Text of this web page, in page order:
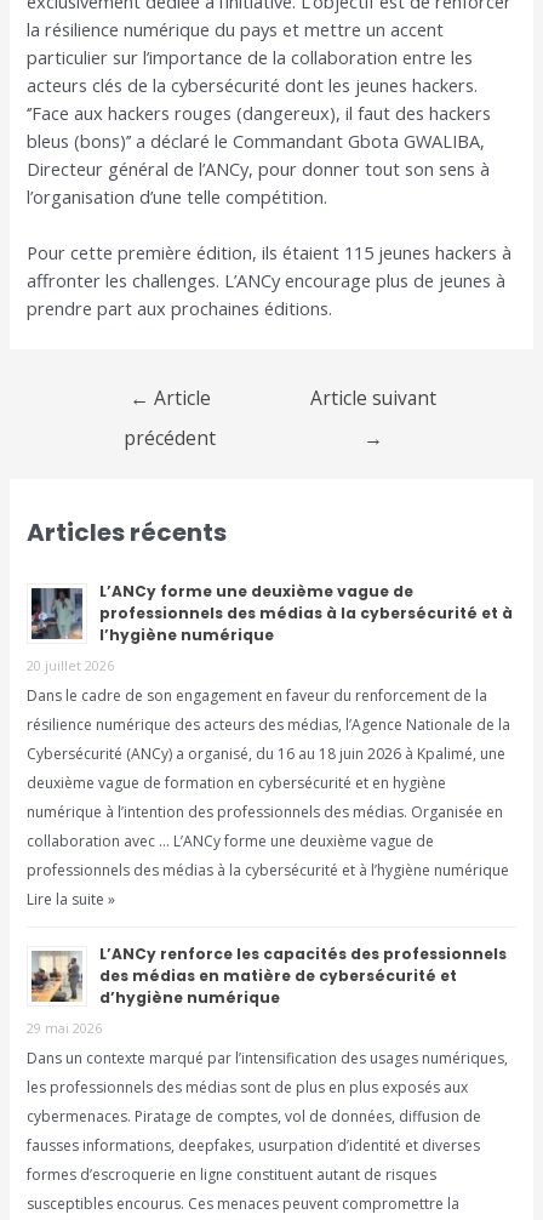
la résilience numérique du pays et mettre un accent
particulier sur l’importance de la collaboration entre les
acteurs clés de la cybersécurité dont les jeunes hackers.
‘’Face aux hackers rouges (dangereux), il faut des hackers
bleus (bons)’’ a déclaré le Commandant Gbota GWALIBA,
Directeur général de l’ANCy, pour donner tout son sens à
l’organisation d’une telle compétition.
Pour cette première édition, ils étaient 115 jeunes hackers à
affronter les challenges. L’ANCy encourage plus de jeunes à
prendre part aux prochaines éditions.
← Article
précédent
Article suivant
→
Articles récents
L’ANCy forme une deuxième vague de
professionnels des médias à la cybersécurité et à
l’hygiène numérique
20 juillet 2026
Dans le cadre de son engagement en faveur du renforcement de la
résilience numérique des acteurs des médias, l’Agence Nationale de la
Cybersécurité (ANCy) a organisé, du 16 au 18 juin 2026 à Kpalimé, une
deuxième vague de formation en cybersécurité et en hygiène
numérique à l’intention des professionnels des médias. Organisée en
collaboration avec … L’ANCy forme une deuxième vague de
professionnels des médias à la cybersécurité et à l’hygiène numérique
Lire la suite »
L’ANCy renforce les capacités des professionnels
des médias en matière de cybersécurité et
d’hygiène numérique
29 mai 2026
Dans un contexte marqué par l’intensification des usages numériques,
les professionnels des médias sont de plus en plus exposés aux
cybermenaces. Piratage de comptes, vol de données, diffusion de
fausses informations, deepfakes, usurpation d’identité et diverses
formes d’escroquerie en ligne constituent autant de risques
susceptibles encourus. Ces menaces peuvent compromettre la